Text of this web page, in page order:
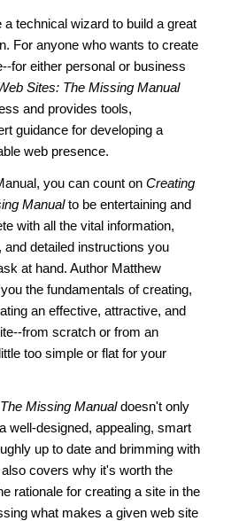
technical wizard to build a great
For anyone who wants to create
for either personal or business
Sites: The Missing Manual
and provides tools,
guidance for developing a
web presence.
you can count on Creating
Manualto be entertaining and
with all the vital information,
detailed instructions you
at hand. Author Matthew
the fundamentals of creating,
an effective, attractive, and
from scratch or from an
too simple or flat for your
Missing Manualdoesn't only
well-designed, appealing, smart
up to date and brimming with
covers why it's worth the
rationale for creating a site in the
what makes a given web site